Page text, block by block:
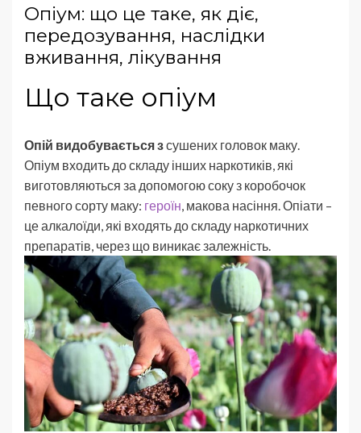
Опіум: що це таке, як діє,
передозування, наслідки
вживання, лікування
Що таке опіум
Опій видобувається зсушених головок маку.
Опіум входить до складу інших наркотиків, які
виготовляються за допомогою соку з коробочок
певного сорту маку: героїн, макова насіння. Опіати –
це алкалоїди, які входять до складу наркотичних
препаратів, через що виникає залежність.